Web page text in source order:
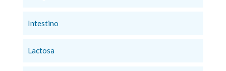
Intestino
Lactosa